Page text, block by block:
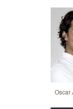
Oscar